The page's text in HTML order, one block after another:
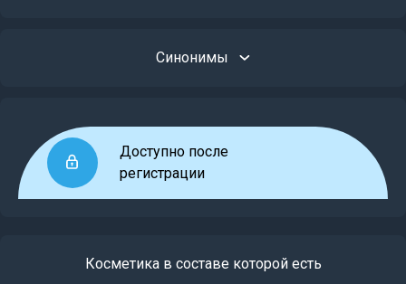
Синонимы
Доступно после
регистрации
Косметика в составе которой есть